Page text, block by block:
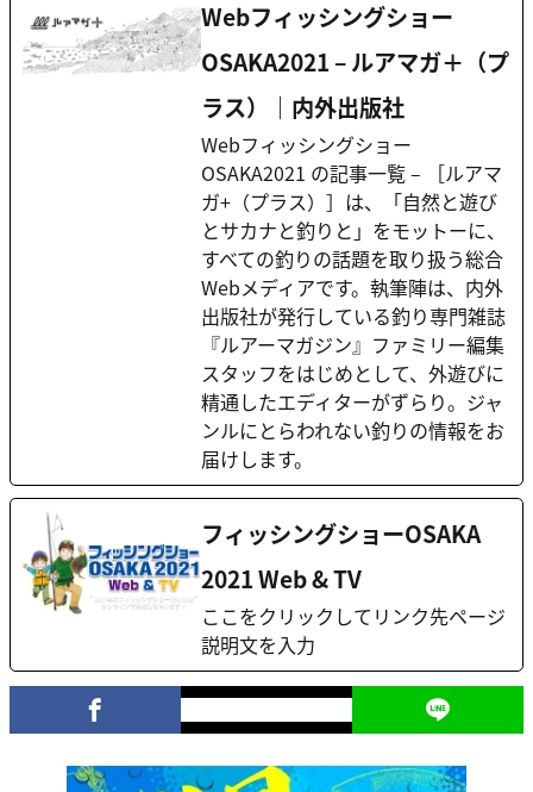
Webフィッシングショー
OSAKA2021 – ルアマガ＋（プ
ラス）｜内外出版社
Webフィッシングショー
OSAKA2021 の記事一覧 – ［ルアマ
ガ+（プラス）］は、「自然と遊び
とサカナと釣りと」をモットーに、
すべての釣りの話題を取り扱う総合
Webメディアです。執筆陣は、内外
出版社が発行している釣り専門雑誌
『ルアーマガジン』ファミリー編集
スタッフをはじめとして、外遊びに
精通したエディターがずらり。ジャ
ンルにとらわれない釣りの情報をお
届けします。
フィッシングショーOSAKA
2021 Web & TV
ここをクリックしてリンク先ページ
説明文を入力